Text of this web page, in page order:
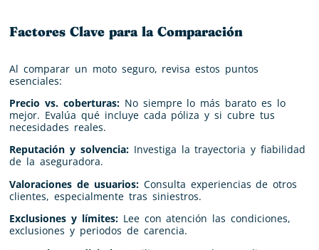
Factores Clave para la Comparación
Al comparar un moto seguro, revisa estos puntos
esenciales:
Precio vs. coberturas:No siempre lo más barato es lo
mejor. Evalúa qué incluye cada póliza y si cubre tus
necesidades reales.
Reputación y solvencia:Investiga la trayectoria y fiabilidad
de la aseguradora.
Valoraciones de usuarios:Consulta experiencias de otros
clientes, especialmente tras siniestros.
Exclusiones y límites:Lee con atención las condiciones,
exclusiones y periodos de carencia.